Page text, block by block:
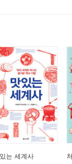
는 국가가 세계를
된 대항해시대
서 전래된 새로운
의 물건
으킨 조미료
과 어둠
국의 패권 쟁탈전
작된 이유
는 세계사